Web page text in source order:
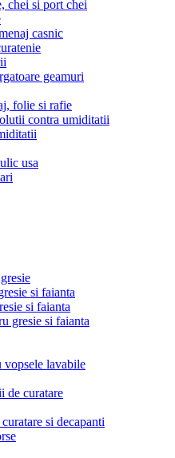
chei si port chei
casnic
geamuri
folie si rafie
contra umiditatii
usa
si faianta
si faianta
gresie si faianta
vopsele lavabile
de curatare
si decapanti